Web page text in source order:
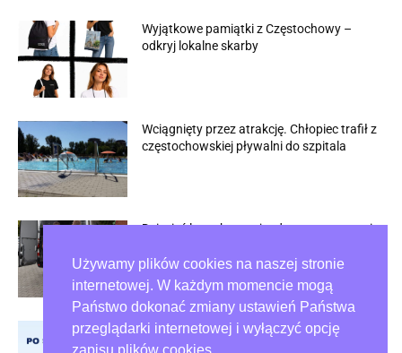
Używamy plików cookies na naszej stronie
internetowej. W każdym momencie mogą
Państwo dokonać zmiany ustawień Państwa
przeglądarki internetowej i wyłączyć opcję
zapisu plików cookies.
Wyjątkowe pamiątki z Częstochowy –
odkryj lokalne skarby
Wciągnięty przez atrakcję. Chłopiec trafił z
częstochowskiej pływalni do szpitala
Dziesięć lat zakazu wjazdu po zatrzymaniu
Psie odchody na trawnikach wciąż
problemem w Częstochowie